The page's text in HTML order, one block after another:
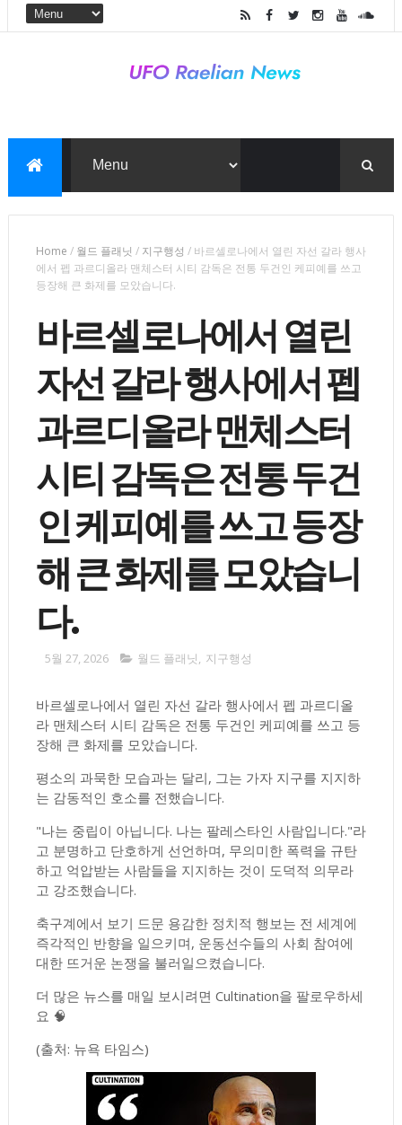
Home / 월드 플래닛 / 지구행성 / 바르셀로나에서 열린 자선 갈라 행사
에서 펩 과르디올라 맨체스터 시티 감독은 전통 두건인 케피예를 쓰고
등장해 큰 화제를 모았습니다.
바르셀로나에서 열린
자선 갈라 행사에서 펩
과르디올라 맨체스터
시티 감독은 전통 두건
인 케피예를 쓰고 등장
해 큰 화제를 모았습니
다.
5월 27, 2026 월드 플래닛, 지구행성
바르셀로나에서 열린 자선 갈라 행사에서 펩 과르디올
라 맨체스터 시티 감독은 전통 두건인 케피예를 쓰고 등
장해 큰 화제를 모았습니다.
평소의 과묵한 모습과는 달리, 그는 가자 지구를 지지하
는 감동적인 호소를 전했습니다.
"나는 중립이 아닙니다. 나는 팔레스타인 사람입니다."라
고 분명하고 단호하게 선언하며, 무의미한 폭력을 규탄
하고 억압받는 사람들을 지지하는 것이 도덕적 의무라
고 강조했습니다.
축구계에서 보기 드문 용감한 정치적 행보는 전 세계에
즉각적인 반향을 일으키며, 운동선수들의 사회 참여에
대한 뜨거운 논쟁을 불러일으켰습니다.
더 많은 뉴스를 매일 보시려면 Cultination을 팔로우하세
요 🧠
(출처: 뉴욕 타임스)